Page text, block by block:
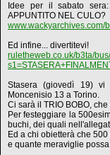
Idee per il sabato
APPUNTITO NEL CULO?
www.wackyarchives.com/
Ed infine... divertitevi!
ruletheweb.co.uk/b3ta/
Stasera (giovedì 19) vi
Moncenisio 13 a Torino.
Ci sarà il TRIO BOBO,
Per festeggiare la
buchi, dei quali
Ed a chi obietterà che
e quante meraviglie